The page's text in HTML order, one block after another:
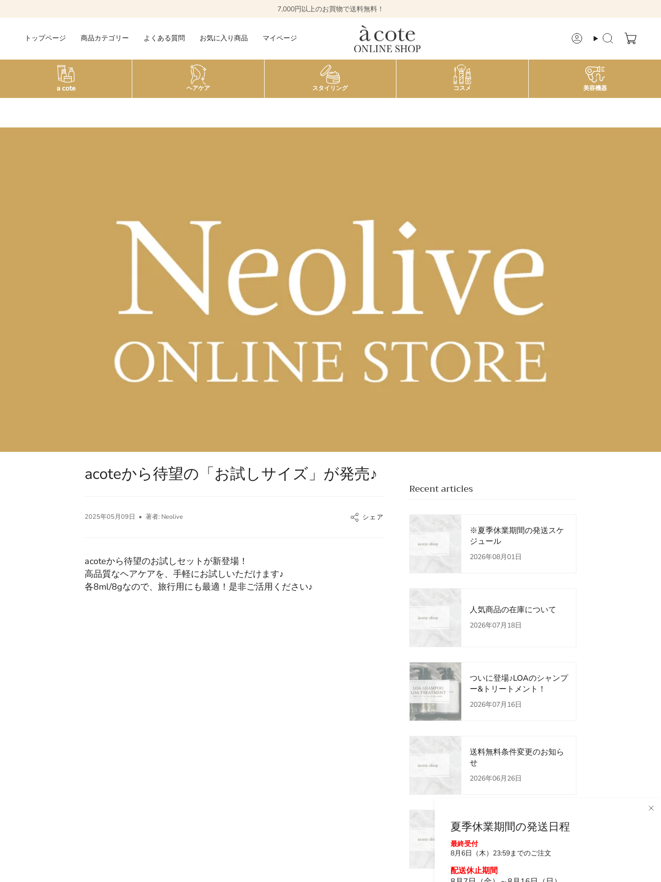
to
7,000円以上のお買物で送料無料！
トップページ 商品カテゴリー よくある質問 お気に入り商品 マイページ
ア
ウ
検
a cote ヘアケア スタイリング コスメ 美容機器
夏季休業期間の発送日程
最終受付
8月6日（木）23:59までのご注文
配送休止期間
acoteから待望の「お試しサイズ」が発売♪
2025年05月09日 著者: Neolive シェア
acoteから待望のお試しセットが新登場！
高品質なヘアケアを、手軽にお試しいただけます♪
各8ml/8gなので、旅行用にも最適！是非ご活用ください♪
Recent articles
※夏季休業期間の発送スケ
ジュール
2026年08月01日
人気商品の在庫について
2026年07月18日
ついに登場♪LOAのシャンプ
ー&トリートメント！
2026年07月16日
送料無料条件変更のお知ら
せ
2026年06月26日
Premium会員制度スタート♪
2026年06月12日